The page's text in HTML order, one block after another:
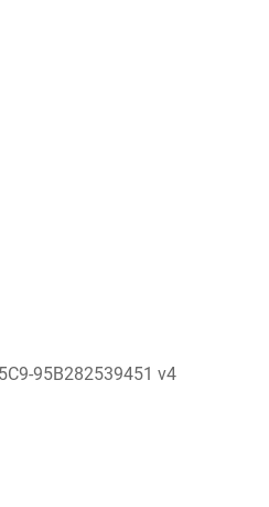
95B282539451 v4